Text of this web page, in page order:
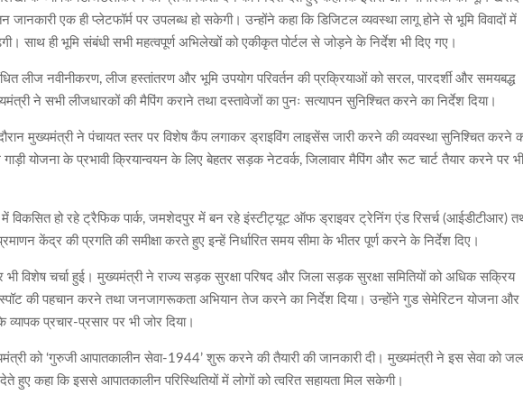
एक ही प्लेटफॉर्म पर उपलब्ध हो सकेगी। उन्होंने कहा कि डिजिटल व्यवस्था लागू होने से भूमि विवादों में
साथ ही भूमि संबंधी सभी महत्वपूर्ण अभिलेखों को एकीकृत पोर्टल से जोड़ने के निर्देश भी दिए गए।
लीज नवीनीकरण, लीज हस्तांतरण और भूमि उपयोग परिवर्तन की प्रक्रियाओं को सरल, पारदर्शी और समयबद्ध
ने सभी लीजधारकों की मैपिंग कराने तथा दस्तावेजों का पुनः सत्यापन सुनिश्चित करने का निर्देश दिया।
दौरान मुख्यमंत्री ने पंचायत स्तर पर विशेष कैंप लगाकर ड्राइविंग लाइसेंस जारी करने की व्यवस्था सुनिश्चित करने
गाड़ी योजना के प्रभावी क्रियान्वयन के लिए बेहतर सड़क नेटवर्क, जिलावार मैपिंग और रूट चार्ट तैयार करने पर
में विकसित हो रहे ट्रैफिक पार्क, जमशेदपुर में बन रहे इंस्टीट्यूट ऑफ ड्राइवर ट्रेनिंग एंड रिसर्च (आईडीटीआर)
केंद्र की प्रगति की समीक्षा करते हुए इन्हें निर्धारित समय सीमा के भीतर पूर्ण करने के निर्देश दिए।
विशेष चर्चा हुई। मुख्यमंत्री ने राज्य सड़क सुरक्षा परिषद और जिला सड़क सुरक्षा समितियों को अधिक सक्रिय
स्पॉट की पहचान करने तथा जनजागरूकता अभियान तेज करने का निर्देश दिया। उन्होंने गुड सेमेरिटन योजना और
प्रचार-प्रसार पर भी जोर दिया।
को ‘गुरुजी आपातकालीन सेवा-1944’ शुरू करने की तैयारी की जानकारी दी। मुख्यमंत्री ने इस सेवा को
हुए कहा कि इससे आपातकालीन परिस्थितियों में लोगों को त्वरित सहायता मिल सकेगी।